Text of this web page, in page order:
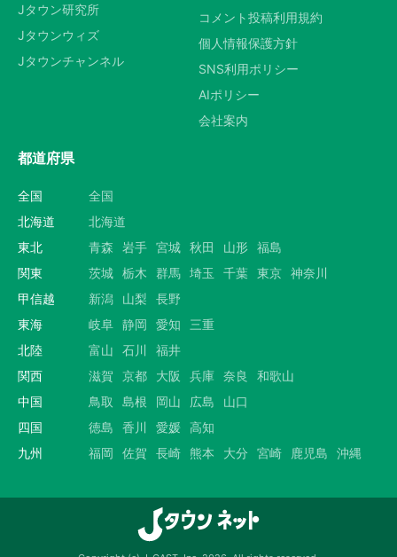
Jタウン研究所
Jタウンウィズ
Jタウンチャンネル
コメント投稿利用規約
個人情報保護方針
SNS利用ポリシー
AIポリシー
会社案内
都道府県
全国
全国
北海道
北海道
東北
青森 岩手 宮城 秋田 山形 福島
関東
茨城 栃木 群馬 埼玉 千葉 東京 神奈川
甲信越
新潟 山梨
長野
東海
岐阜 静岡 愛知
三重
北陸
富山 石川
福井
関西
滋賀 京都 大阪 兵庫 奈良
和歌山
中国
鳥取 島根 岡山 広島
山口
四国
徳島 香川 愛媛 高知
九州
福岡 佐賀 長崎 熊本 大分 宮崎 鹿児島 沖縄